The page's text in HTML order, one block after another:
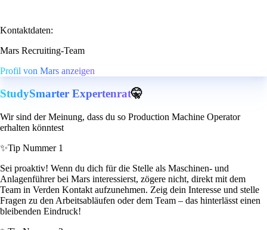
Kontaktdaten:
Mars Recruiting-Team
Profil von Mars anzeigen
StudySmarter Expertenrat🤫
Wir sind der Meinung, dass du so Production Machine Operator
erhalten könntest
✨Tip Nummer 1
Sei proaktiv! Wenn du dich für die Stelle als Maschinen- und
Anlagenführer bei Mars interessierst, zögere nicht, direkt mit dem
Team in Verden Kontakt aufzunehmen. Zeig dein Interesse und stelle
Fragen zu den Arbeitsabläufen oder dem Team – das hinterlässt einen
bleibenden Eindruck!